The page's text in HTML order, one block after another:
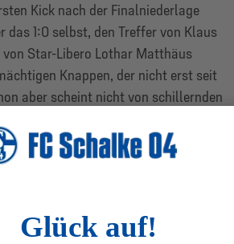
Kick nach der Finalniederlage
das 1:0 selbst, den Treffer von Klaus
Star-Libero Lothar Matthäus
Knappen, der nicht erst seit
aber scheint nicht von schillernden
für kommende Turniere
„Ich glaube, wir haben bei
zu werden.“